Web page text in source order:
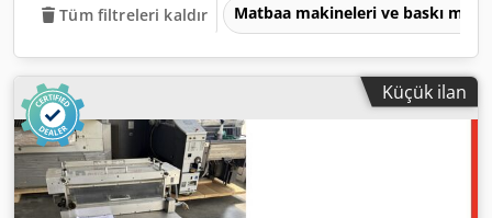
Tüm filtreleri kaldır Matbaa makineleri ve baskı
Küçük ilan